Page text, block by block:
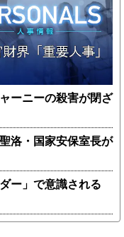
ーニーの殺害が閉ざ
洛・国家安保室長が
ー」で意識される